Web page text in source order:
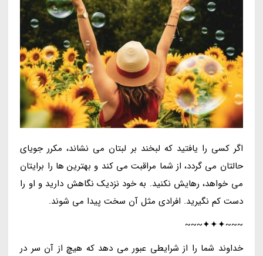
اگر کسی را یافتید که لبخند بر لبتان می نشاند، مکرر جویای
حالتان می گردد، از شما مراقبت می کند و بهترین ها را برایتان
می خواهد، رهایش نکنید. به خود نزدیک نگاهش دارید و او را
دست کم نگیرید. افرادی مثل آن سخت پیدا می شوند.
~~~✦✦✦~~~
خداوند شما را از شرایطی عبور می دهد که هیچ از آن سر در